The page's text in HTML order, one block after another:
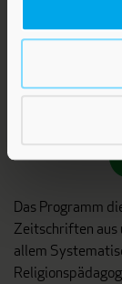
Verlag am
Das Programm
Zeitschriften aus
allem